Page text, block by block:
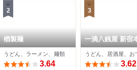
2
楢製麺
うどん、ラーメン、麺類
3.64
3
一滴八銭屋 新宿
うどん、居酒屋、お
3.62